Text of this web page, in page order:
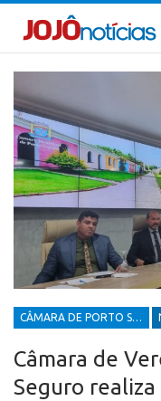
CÂMARA DE PORTO SEGURO
Câmara de
Seguro realiza